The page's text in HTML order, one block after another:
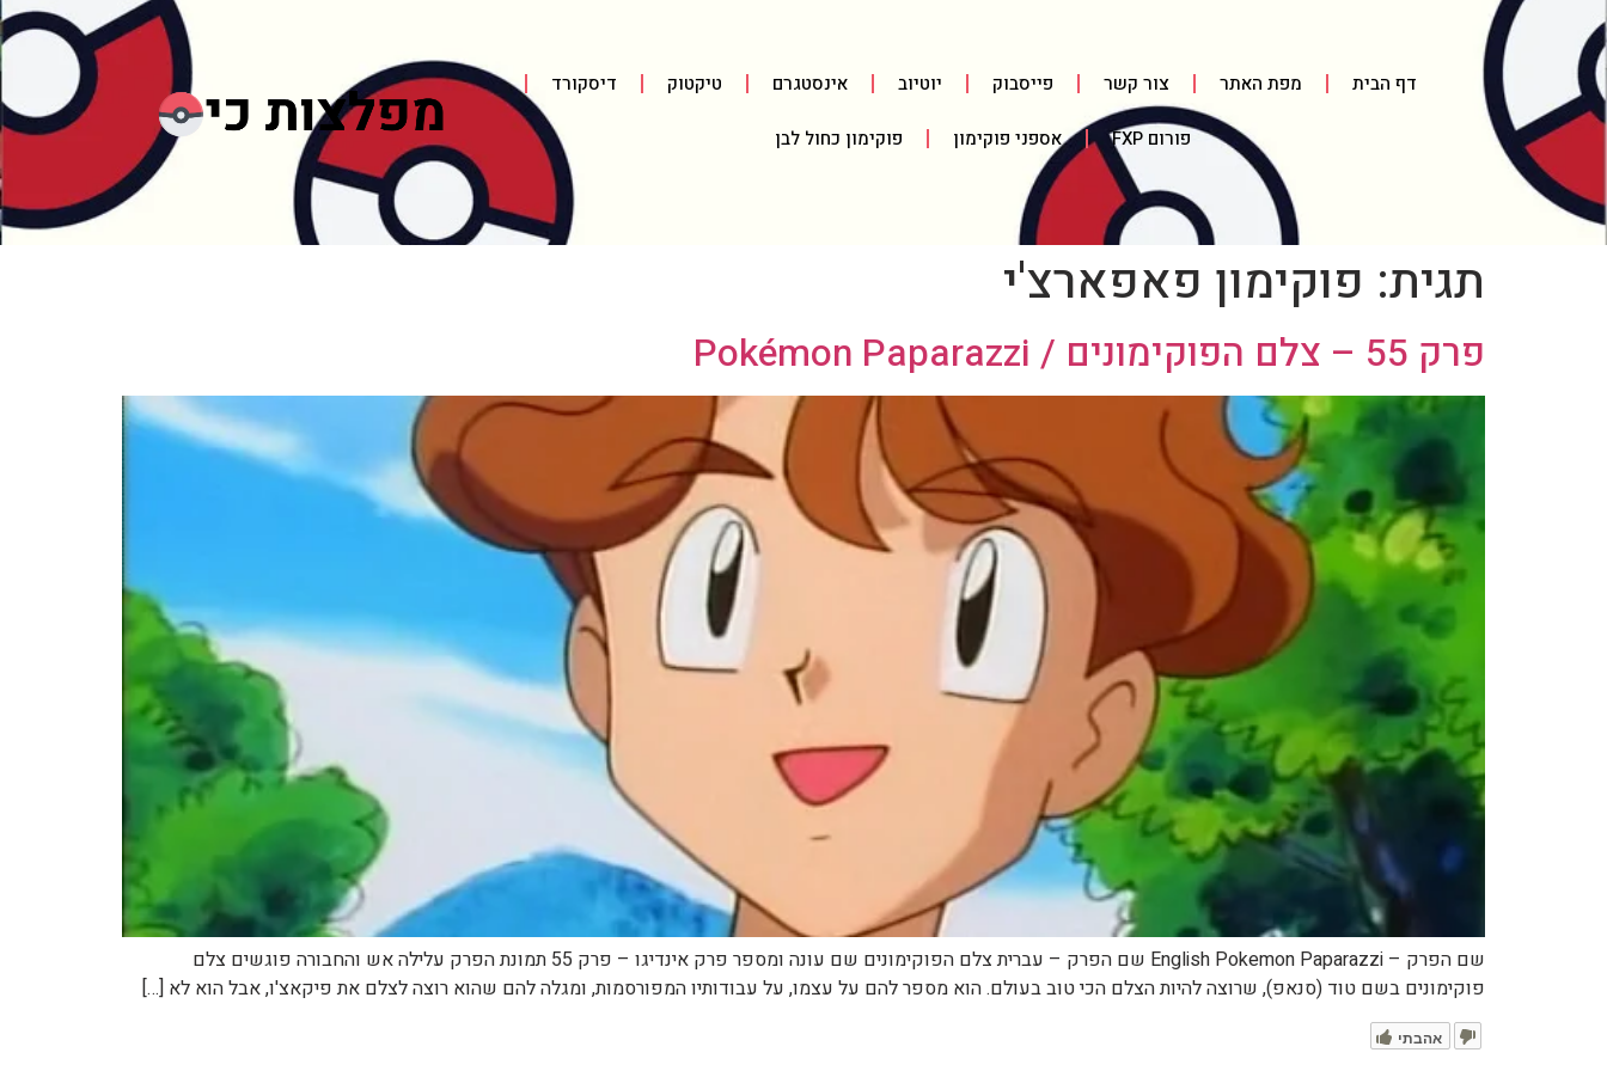
דף הבית מפת האתר צור קשר פייסבוק יוטיוב אינסטגרם טיקטוק דיסקורד
פורום FXP אספני פוקימון פוקימון כחול לבן
תגית: פוקימון פאפארצ'י
פרק 55 – צלם הפוקימונים / Pokémon Paparazzi
שם הפרק – English Pokemon Paparazzi שם הפרק – עברית צלם הפוקימונים שם עונה ומספר פרק אינדיגו – פרק 55 תמונת הפרק עלילה אש והחבורה פוגשים צלם
פוקימונים בשם טוד (סנאפ), שרוצה להיות הצלם הכי טוב בעולם. הוא מספר להם על עצמו, על עבודותיו המפורסמות, ומגלה להם שהוא רוצה לצלם את פיקאצ'ו, אבל הוא לא […]
אהבתי